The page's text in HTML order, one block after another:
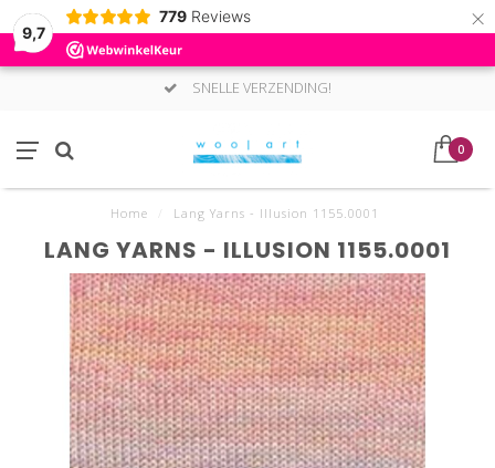
9,7
779 Reviews ×
SNELLE VERZENDING!
0
Home Lang Yarns - Illusion 1155.0001
LANG YARNS - ILLUSION 1155.0001